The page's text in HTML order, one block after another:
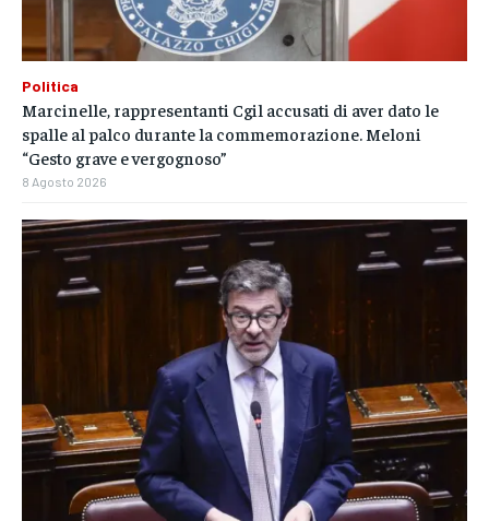
Politica
Marcinelle, rappresentanti Cgil accusati di aver dato le
spalle al palco durante la commemorazione. Meloni
“Gesto grave e vergognoso”
8 Agosto 2026